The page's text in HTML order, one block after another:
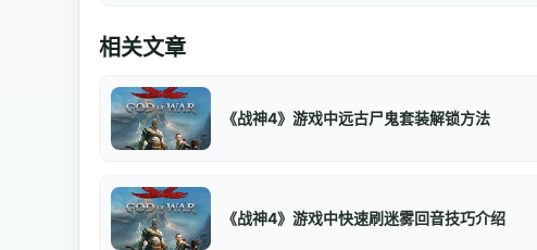
相关文章
《战神4》游戏中远古尸鬼套装解锁方法
《战神4》游戏中快速刷迷雾回音技巧介绍